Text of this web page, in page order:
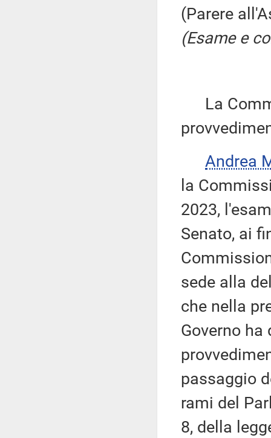
(Parere
(Esame e
La
Andrea
la
2023,
Senato, ai
sede alla
che nella
Governo
passaggio
rami del
8, della